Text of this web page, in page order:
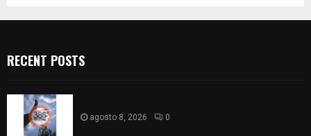
RECENT POSTS
agosto 8, 2026 0